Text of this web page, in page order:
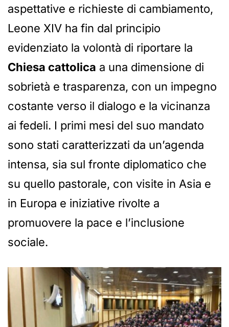
aspettative e richieste di cambiamento,
Leone XIV ha fin dal principio
evidenziato la volontà di riportare la
Chiesa cattolica a una dimensione di
sobrietà e trasparenza, con un impegno
costante verso il dialogo e la vicinanza
ai fedeli. I primi mesi del suo mandato
sono stati caratterizzati da un’agenda
intensa, sia sul fronte diplomatico che
su quello pastorale, con visite in Asia e
in Europa e iniziative rivolte a
promuovere la pace e l’inclusione
sociale.